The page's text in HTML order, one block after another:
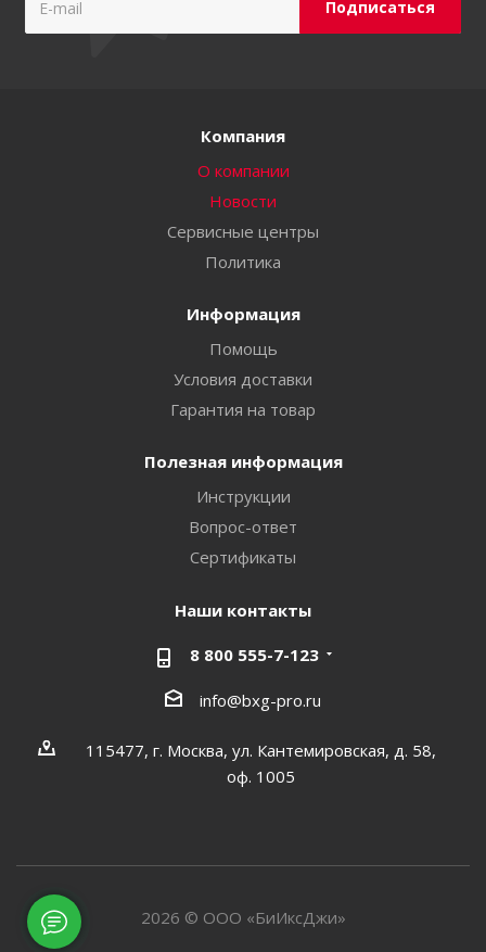
Компания
О компании
Новости
Сервисные центры
Политика
Информация
Помощь
Условия доставки
Гарантия на товар
Полезная информация
Инструкции
Вопрос-ответ
Сертификаты
Наши контакты
8 800 555-7-123
info@bxg-pro.ru
115477, г. Москва, ул. Кантемировская, д. 58,
оф. 1005
2026 © ООО «БиИксДжи»